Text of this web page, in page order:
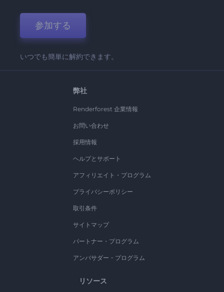
参加する
いつでも簡単に解約できます。
弊社
Renderforest 企業情報
お問い合わせ
採用情報
ヘルプとサポート
アフィリエイト・プログラム
プライバシーポリシー
取引条件
サイトマップ
パートナー・プログラム
アンバサダー・プログラム
リソース